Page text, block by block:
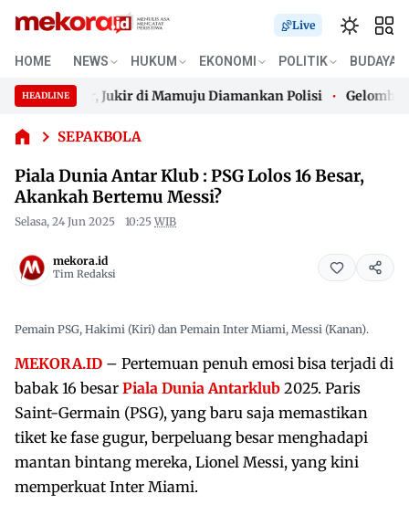
Live
HOME NEWS HUKUM EKONOMI POLITIK BUDAYA
HEADLINE
Parkir, Jukir di Mamuju Diamankan Polisi Gelombang
Parkir, Jukir di Mamuju Diamankan Polisi
SEPAKBOLA
Dunia
Antar
Klub :
Lolos 16
Besar,
Akankah
Bertemu
Messi?
Piala Dunia Antar Klub : PSG Lolos 16 Besar,
Akankah Bertemu Messi?
Selasa, 24 Jun 2025 10:25 WIB
mekora.id
Tim Redaksi
Pemain PSG, Hakimi (Kiri) dan Pemain Inter Miami, Messi (Kanan).
MEKORA.ID – Pertemuan penuh emosi bisa terjadi di
babak 16 besar Piala Dunia Antarklub 2025. Paris
Saint-Germain (PSG), yang baru saja memastikan
tiket ke fase gugur, berpeluang besar menghadapi
mantan bintang mereka, Lionel Messi, yang kini
memperkuat Inter Miami.